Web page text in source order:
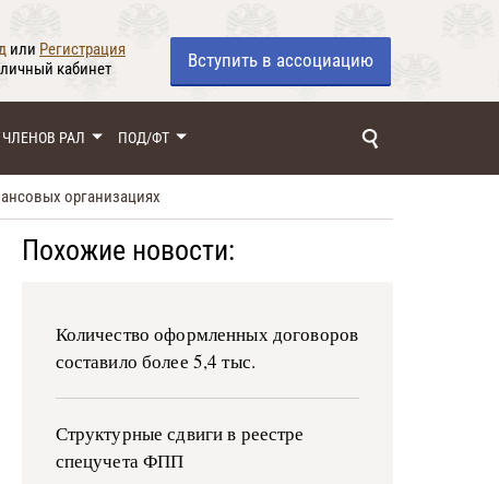
или Регистрация
кабинет
Вступить в ассоциацию
РАЛ ПОД/ФТ
организациях
Похожие новости:
Количество оформленных договоров
составило более 5,4 тыс.
Структурные сдвиги в реестре
спецучета ФПП